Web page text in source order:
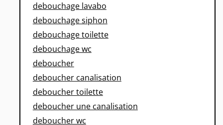
debouchage lavabo
debouchage siphon
debouchage toilette
debouchage wc
deboucher
deboucher canalisation
deboucher toilette
deboucher une canalisation
deboucher wc